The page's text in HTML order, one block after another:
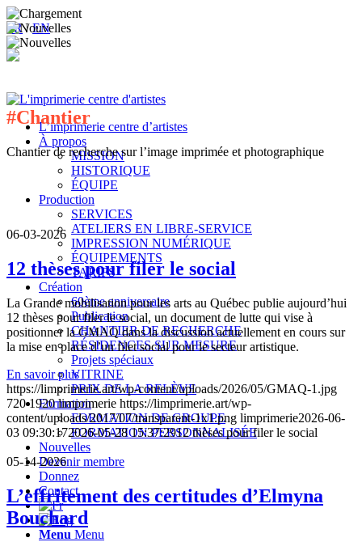
FR/EN
L’imprimerie centre d’artistes
À propos
MISSION
HISTORIQUE
ÉQUIPE
Production
SERVICES
ATELIERS EN LIBRE-SERVICE
IMPRESSION NUMÉRIQUE
ÉQUIPEMENTS
TARIFS
Création
60ème anniversaire
Publication
CHANTIER DE RECHERCHE
RÉSIDENCES SUR MESURE
Projets spéciaux
VITRINE
PRIX DE LA RELÈVE
Formation
FORMATION DE GROUPE
FORMATION PERSONNALISÉE
Nouvelles
Devenir membre
Donnez
Contact
Menu Menu
#Chantier
Chantier de recherche sur l’image imprimée et photographique
06-03-2026
12 thèses pour filer le social
La Grande mobilisation pour les arts au Québec publie aujourd’hui
12 thèses pour filer le social, un document de lutte qui vise à
positionner la GMAQ dans la discussion actuellement en cours sur
la mise en place d’un filet social pour le secteur artistique.
En savoir plus
https://limprimerie.art/wp-content/uploads/2026/05/GMAQ-1.jpg
720 1920 limprimerie https://limprimerie.art/wp-
content/uploads/2017/07/transparent-1x1.png limprimerie2026-06-
03 09:30:172026-05-28 15:37:2912 thèses pour filer le social
05-14-2026
L’effritement des certitudes d’Elmyna
Bouchard